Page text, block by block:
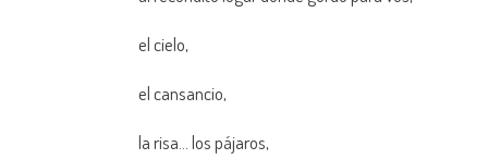
el cielo,
el cansancio,
la risa… los pájaros,